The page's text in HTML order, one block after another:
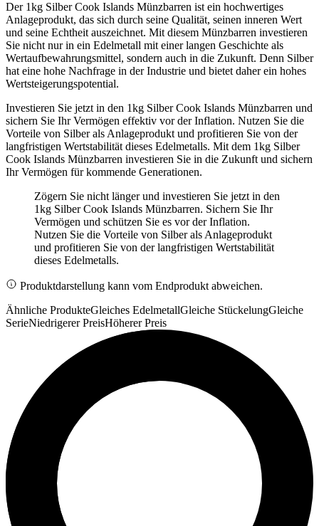
Der 1kg Silber Cook Islands Münzbarren ist ein hochwertiges
Anlageprodukt, das sich durch seine Qualität, seinen inneren Wert
und seine Echtheit auszeichnet. Mit diesem Münzbarren investieren
Sie nicht nur in ein Edelmetall mit einer langen Geschichte als
Wertaufbewahrungsmittel, sondern auch in die Zukunft. Denn Silber
hat eine hohe Nachfrage in der Industrie und bietet daher ein hohes
Wertsteigerungspotential.
Investieren Sie jetzt in den 1kg Silber Cook Islands Münzbarren und
sichern Sie Ihr Vermögen effektiv vor der Inflation. Nutzen Sie die
Vorteile von Silber als Anlageprodukt und profitieren Sie von der
langfristigen Wertstabilität dieses Edelmetalls. Mit dem 1kg Silber
Cook Islands Münzbarren investieren Sie in die Zukunft und sichern
Ihr Vermögen für kommende Generationen.
Zögern Sie nicht länger und investieren Sie jetzt in den
1kg Silber Cook Islands Münzbarren. Sichern Sie Ihr
Vermögen und schützen Sie es vor der Inflation.
Nutzen Sie die Vorteile von Silber als Anlageprodukt
und profitieren Sie von der langfristigen Wertstabilität
dieses Edelmetalls.
Produktdarstellung kann vom Endprodukt abweichen.
Ähnliche ProdukteGleiches EdelmetallGleiche StückelungGleiche
SerieNiedrigerer PreisHöherer Preis